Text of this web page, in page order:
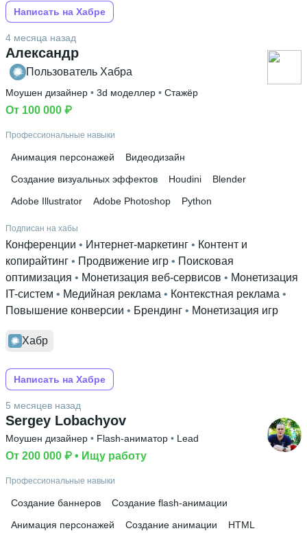
Написать на Хабре
Александр
4 месяца назад
Пользователь Хабра
Моушен дизайнер • 3d моделлер • Стажёр
От 100 000 ₽
Профессиональные навыки
Анимация персонажей
Видеодизайн
Создание визуальных эффектов
Houdini
Blender
Adobe Illustrator
Adobe Photoshop Python
Подписан на хабы
Конференции • Интернет-маркетинг • Контент и
копирайтинг • Продвижение игр • Поисковая
оптимизация • Монетизация веб-сервисов • Монетизация
IT-систем • Медийная реклама • Контекстная реклама
Повышение конверсии • Брендинг • Монетизация игр
Хабр
Написать на Хабре
Sergey Lobachyov
5 месяцев назад
Моушен дизайнер • Flash-аниматор • Lead
От 200 000 ₽ • Ищу работу
Профессиональные навыки
Создание баннеров
Создание flash-анимации
Анимация персонажей
Создание анимации
HTML